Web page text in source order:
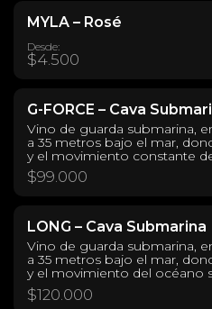
MYLA – Rosé
Desde:
$4.500
G-FORCE – Cava
Vino de guarda submarina,
a 35 metros bajo el mar,
y el movimiento constante
carácter. Esta mezcla de
perfil profundo y elegante,
$99.000
LONG – Cava Submarina
Vino de guarda submarina,
a 35 metros bajo el mar,
y el movimiento del océano
carácter. Esta mezcla de
Petit Syrah ofrece un perfil
$120.000